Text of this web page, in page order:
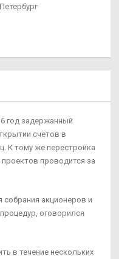
год задержанный
счетов в
К тому же перестройка
проводится за
собрания акционеров и
оговорился
в течение нескольких